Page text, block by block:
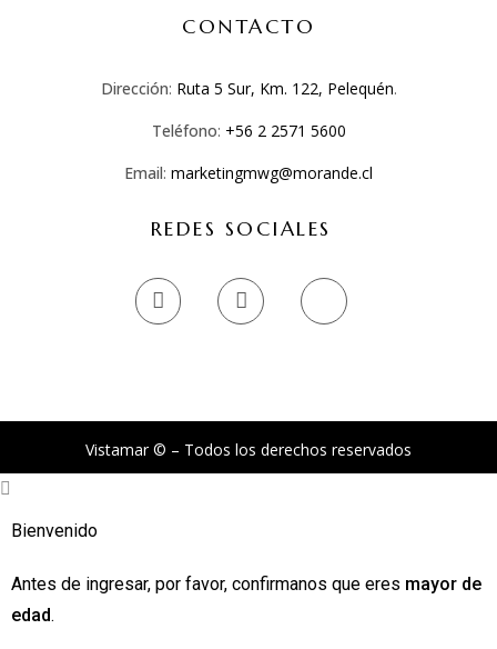
CONTACTO
Dirección: Ruta 5 Sur, Km. 122, Pelequén.
Teléfono: +56 2 2571 5600
Email: marketingmwg@morande.cl
REDES SOCIALES
Vistamar © – Todos los derechos reservados
Bienvenido
Antes de ingresar, por favor, confirmanos que eres mayor de
edad.